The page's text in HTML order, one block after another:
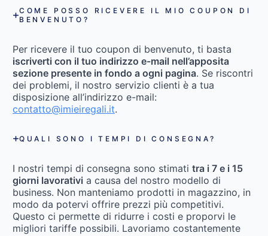
COME POSSO RICEVERE IL MIO COUPON DI
BENVENUTO?
Per ricevere il tuo coupon di benvenuto, ti basta
iscriverti con il tuo indirizzo e-mail nell’apposita
sezione presente in fondo a ogni pagina. Se riscontri
dei problemi, il nostro servizio clienti è a tua
disposizione all’indirizzo e-mail:
contatto@imieiregali.it.
QUALI SONO I TEMPI DI CONSEGNA?
I nostri tempi di consegna sono stimati tra i 7 e i 15
giorni lavorativi a causa del nostro modello di
business. Non manteniamo prodotti in magazzino, in
modo da potervi offrire prezzi più competitivi.
Questo ci permette di ridurre i costi e proporvi le
migliori tariffe possibili. Lavoriamo costantemente